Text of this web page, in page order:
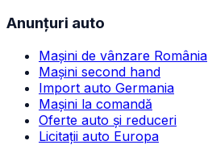
Anunțuri auto
Mașini de vânzare România
Mașini second hand
Import auto Germania
Mașini la comandă
Oferte auto și reduceri
Licitații auto Europa